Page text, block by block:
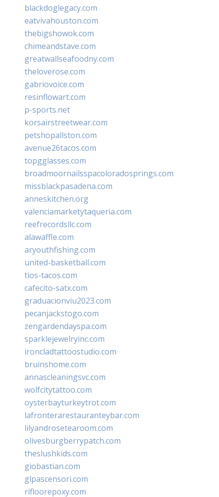
blackdoglegacy.com
eatvivahouston.com
thebigshowok.com
chimeandstave.com
greatwallseafoodny.com
theloverose.com
gabriovoice.com
resinflowart.com
p-sports.net
korsairstreetwear.com
petshopallston.com
avenue26tacos.com
topgglasses.com
broadmoornailsspacoloradosprings.com
missblackpasadena.com
anneskitchen.org
valenciamarketytaqueria.com
reefrecordsllc.com
alawaffle.com
aryouthfishing.com
united-basketball.com
tios-tacos.com
cafecito-satx.com
graduacionviu2023.com
pecanjackstogo.com
zengardendayspa.com
sparklejewelryinc.com
ironcladtattoostudio.com
bruinshome.com
annascleaningsvc.com
wolfcitytattoo.com
oysterbayturkeytrot.com
lafronterarestauranteybar.com
lilyandrosetearoom.com
olivesburgberrypatch.com
theslushkids.com
giobastian.com
glpascensori.com
rifloorepoxy.com